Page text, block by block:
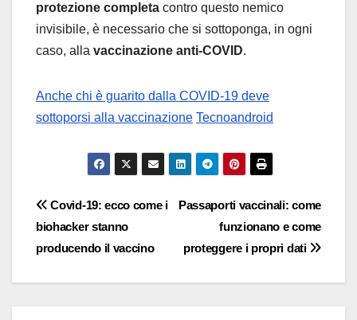
protezione completa contro questo nemico
invisibile, è necessario che si sottoponga, in ogni
caso, alla vaccinazione anti-COVID.
Anche chi è guarito dalla COVID-19 deve
sottoporsi alla vaccinazione Tecnoandroid
Navigazione
articoli
Passaporti vaccinali: come
funzionano e come
proteggere i propri dati
Covid-19: ecco come i
biohacker stanno
producendo il vaccino